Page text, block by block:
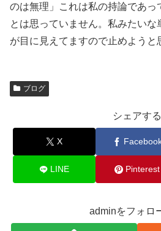
のは無理」これは私の持論であっ
とは思っていません。私みたい
が目に見えてますので止めようと
ブログ
シェアする
X
LINE Pinterest
adminをフォロ